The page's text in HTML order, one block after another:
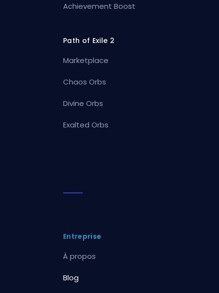
Achievement Boost
Path of Exile 2
Marketplace
Chaos Orbs
Divine Orbs
Exalted Orbs
Entreprise
À propos
Blog